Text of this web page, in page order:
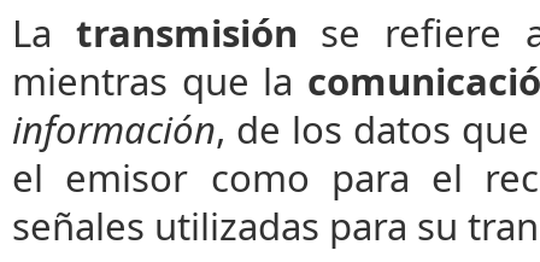
La transmisión se refiere
mientras que la
información, de los datos que
el emisor como para el
señales utilizadas para su